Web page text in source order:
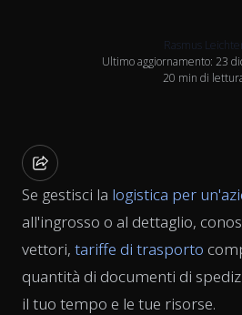
Rasmus
Ultimo aggiornamento: 23
20 min di
Se gestisci la logistica per
all'ingrosso o al dettaglio,
vettori, tariffe di trasporto
quantità di documenti di
il tuo tempo e le tue risorse.